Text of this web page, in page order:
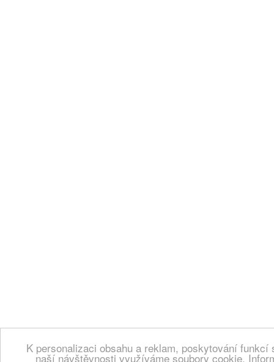
K personalizaci obsahu a reklam, poskytování
naší návštěvnosti využíváme soubory cookie.